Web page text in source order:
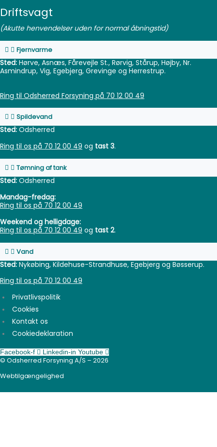
Driftsvagt
(Akutte henvendelser uden for normal åbningstid)
Fjernvarme
Sted: Hørve, Asnæs, Fårevejle St., Rørvig, Stårup, Højby, Nr.
Asmindrup, Vig, Egebjerg, Grevinge og Herrestrup.
Ring til Odsherred Forsyning på 70 12 00 49
Spildevand
Sted: Odsherred
Ring til os på 70 12 00 49 og tast 3.
Tømning af tank
Sted: Odsherred
Mandag-fredag:
Ring til os på 70 12 00 49
Weekend og helligdage:
Ring til os på 70 12 00 49 og tast 2.
Vand
Sted: Nykøbing, Kildehuse-Strandhuse, Egebjerg og Bøsserup.
Ring til os på 70 12 00 49
Privatlivspolitik
Cookies
Kontakt os
Cookiedeklaration
Facebook-f Linkedin-in Youtube
© Odsherred Forsyning A/S – 2026
Webtilgængelighed